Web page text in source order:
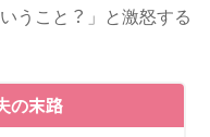
うこと？」と激怒する
の末路